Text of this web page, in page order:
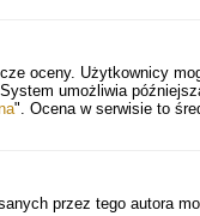
oceny. Użytkownicy
umożliwia
". Ocena w serwisie to
przez tego autora